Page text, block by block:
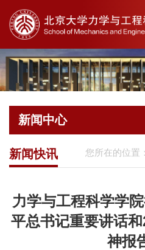
诚聘英才 院友会
教工之家
教育捐赠
首
页
学
院
介
绍
学院
概况
院长
新
闻
中
心
新闻
快讯
新闻
系
所
航
力学
系
科学
教
育
学
本科
生教
育
研究
教
职
工
杰
人
师
队
新闻中心
您所在的位置：
新闻快讯
力学与工程科学学
平总书记重要讲话
神报